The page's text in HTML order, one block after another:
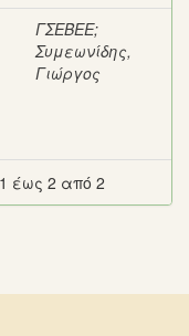
ΓΣΕΒΕΕ;
Συμεωνίδης,
Γιώργος
έως 2 από 2